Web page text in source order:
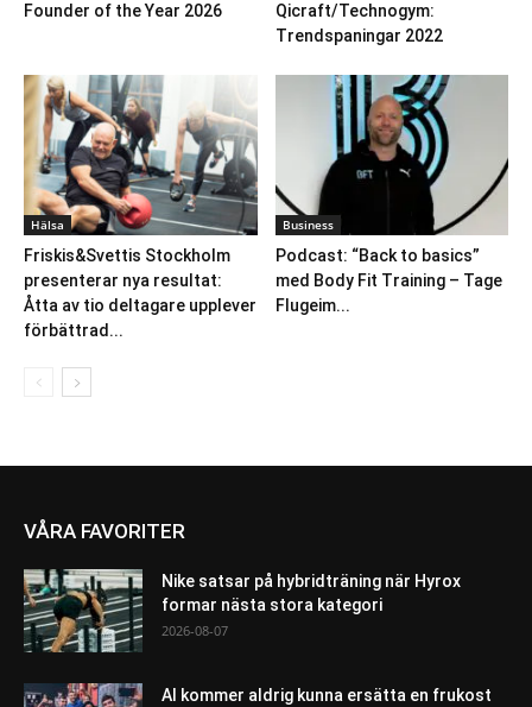
Founder of the Year 2026
Qicraft/Technogym:
Trendspaningar 2022
Hälsa
Friskis&Svettis Stockholm
presenterar nya resultat:
Åtta av tio deltagare upplever
förbättrad...
Business
Podcast: “Back to basics”
med Body Fit Training – Tage
Flugeim...
VÅRA FAVORITER
Nike satsar på hybridträning när Hyrox
formar nästa stora kategori
2026-08-07
AI kommer aldrig kunna ersätta en frukost